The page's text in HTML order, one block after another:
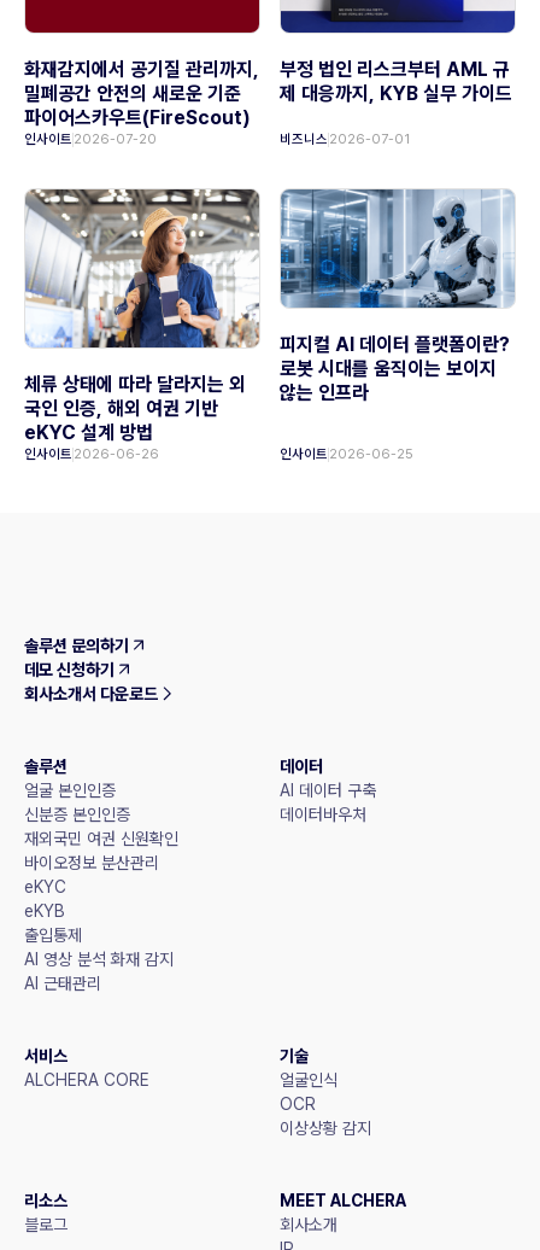
화재감지에서 공기질 관리까지,
밀폐공간 안전의 새로운 기준
파이어스카우트(FireScout)
인사이트 2026-07-20
부정 법인 리스크부터 AML 규
제 대응까지, KYB 실무 가이드
비즈니스 2026-07-01
체류 상태에 따라 달라지는 외
국인 인증, 해외 여권 기반
eKYC 설계 방법
인사이트 2026-06-26
피지컬 AI 데이터 플랫폼이란?
로봇 시대를 움직이는 보이지
않는 인프라
인사이트 2026-06-25
솔루션 문의하기
데모 신청하기
회사소개서 다운로드
솔루션
얼굴 본인인증
신분증 본인인증
재외국민 여권 신원확인
바이오정보 분산관리
eKYC
eKYB
출입통제
AI 영상 분석 화재 감지
AI 근태관리
데이터
AI 데이터 구축
데이터바우처
서비스
ALCHERA CORE
기술
얼굴인식
OCR
이상상황 감지
리소스
블로그
MEET ALCHERA
회사소개